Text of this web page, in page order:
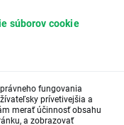
súborov cookie
fungovania
prívetivejšia a
merať účinnosť obsahu
a zobrazovať